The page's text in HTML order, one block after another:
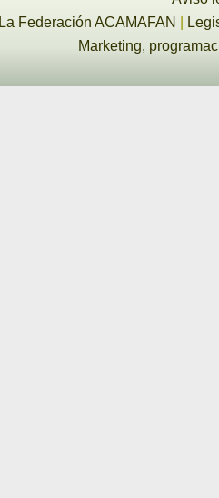
La Federación ACAMAFAN
Marketing,